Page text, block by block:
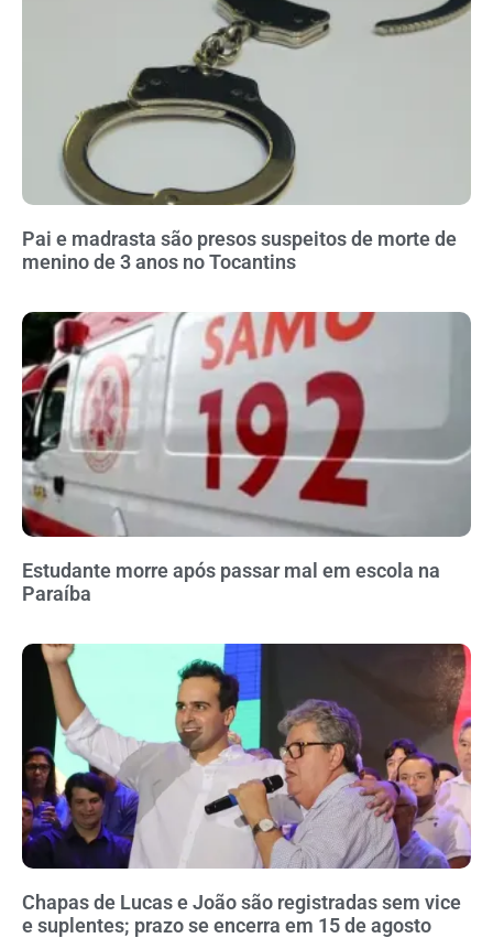
Pai e madrasta são presos suspeitos de morte de
menino de 3 anos no Tocantins
Estudante morre após passar mal em escola na
Paraíba
Chapas de Lucas e João são registradas sem vice
e suplentes; prazo se encerra em 15 de agosto